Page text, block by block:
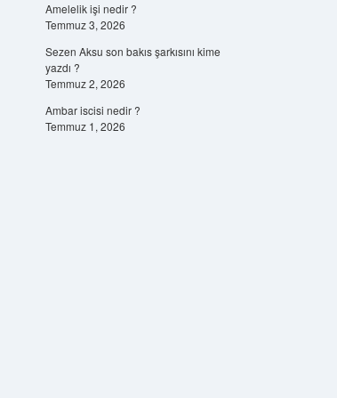
Amelelik işi nedir ?
Temmuz 3, 2026
Sezen Aksu son bakıs şarkısını kime
yazdı ?
Temmuz 2, 2026
Ambar iscisi nedir ?
Temmuz 1, 2026